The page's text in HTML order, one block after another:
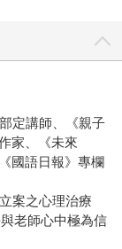
定講師、《親子
家、《未來
國語日報》專欄
案之心理治療
老師心中極為信